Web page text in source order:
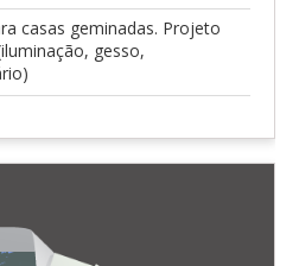
casas geminadas. Projeto
gesso,